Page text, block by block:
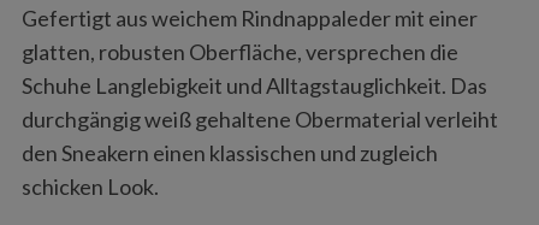
Gefertigt aus weichem Rindnappaleder mit einer
glatten, robusten Oberfläche, versprechen die
Schuhe Langlebigkeit und Alltagstauglichkeit. Das
durchgängig weiß gehaltene Obermaterial verleiht
den Sneakern einen klassischen und zugleich
schicken Look.